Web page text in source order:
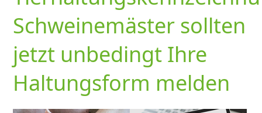
Schweinemäster sollten
jetzt unbedingt Ihre
Haltungsform melden